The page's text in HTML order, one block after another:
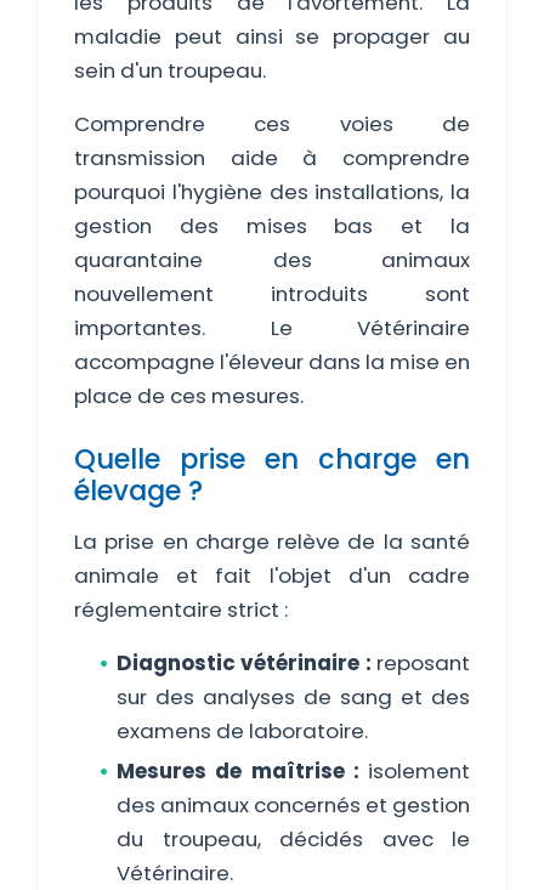
maladie peut ainsi se propager au
sein d'un troupeau.
Comprendre ces voies de
transmission aide à comprendre
pourquoi l'hygiène des installations, la
gestion des mises bas et la
quarantaine des animaux
nouvellement introduits sont
importantes. Le Vétérinaire
accompagne l'éleveur dans la mise en
place de ces mesures.
Quelle prise en charge en
élevage ?
La prise en charge relève de la santé
animale et fait l'objet d'un cadre
réglementaire strict :
Diagnostic vétérinaire : reposant
sur des analyses de sang et des
examens de laboratoire.
Mesures de maîtrise : isolement
des animaux concernés et gestion
du troupeau, décidés avec le
Vétérinaire.